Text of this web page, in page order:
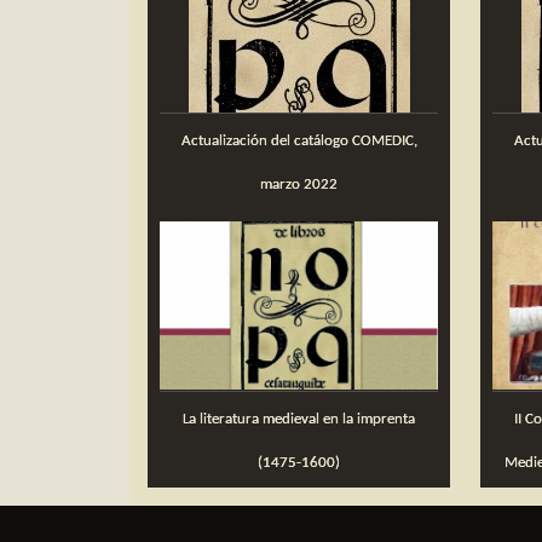
Actualización del catálogo COMEDIC,
marzo 2022
Actualización del catálogo COMEDIC,
La literatura medieval en la imprenta
(1475-1600)
II Congreso Internacional sobre Libro